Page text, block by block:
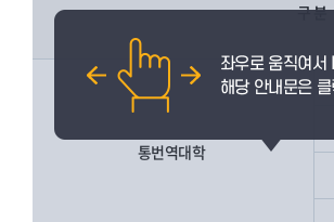
구 분
통번역대학